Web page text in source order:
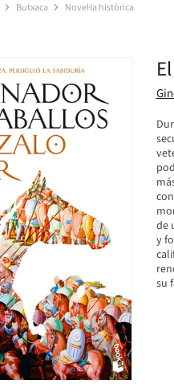
Butxaca Novel·la històrica
de
y
su